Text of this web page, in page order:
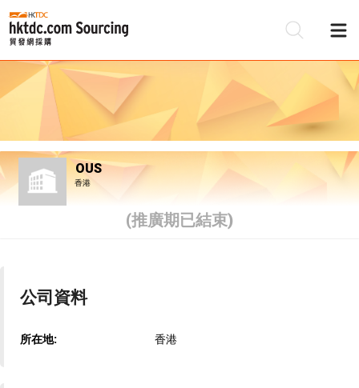
OUS
香港
(推廣期已結束)
公司資料
所在地: 香港